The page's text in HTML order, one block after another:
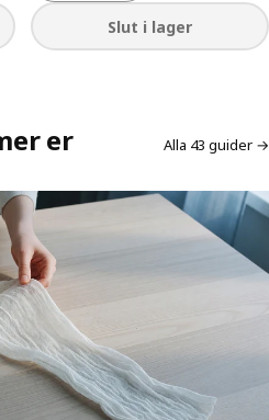
Slut i lager
er Alla 43 guider →